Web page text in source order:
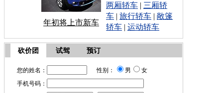
年初将上市新车
两厢轿车 | 三厢轿
车 | 旅行轿车 | 敞篷
轿车 | 运动轿车
砍价团 试驾 预订
您的姓名： 性别： 男
女
手机号码：